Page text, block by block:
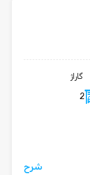
گاراژ
2
شرح